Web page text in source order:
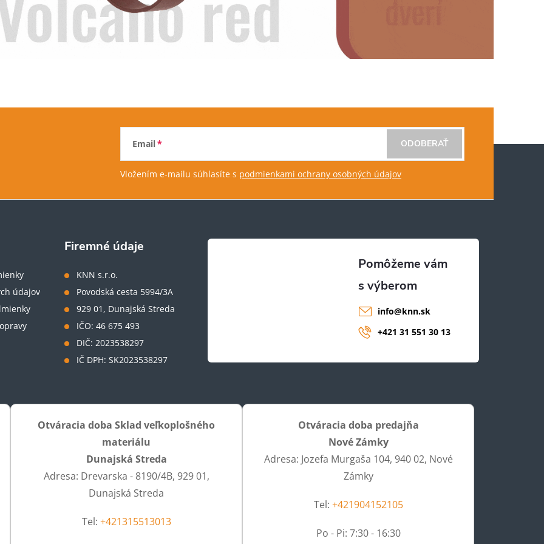
Email
Vložením e-mailu súhlasíte s podmienkami ochrany osobných údajov
ODOBERAŤ
údajov
Firemné údaje
KNN s.r.o.
Povodská cesta 5994/3A
929 01, Dunajská Streda
IČO: 46 675 493
DIČ: 2023538297
IČ DPH: SK2023538297
info@knn.sk
+421 31 551 30 13
Otváracia doba Sklad veľkoplošného
materiálu
Dunajská Streda
Adresa: Drevarska - 8190/4B, 929 01,
Dunajská Streda
Tel: +421315513013
Otváracia doba predajňa
Nové Zámky
Adresa: Jozefa Murgaša 104, 940 02, Nové
Zámky
Tel: +421904152105
Po - Pi: 7:30 - 16:30